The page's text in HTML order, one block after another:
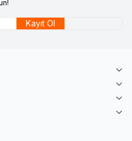
Kayıt Ol